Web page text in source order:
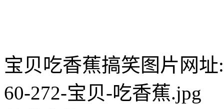
宝贝吃香蕉搞笑图片网址
60-272-宝贝-吃香蕉.jpg